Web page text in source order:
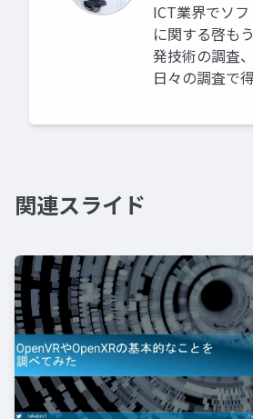
ICT業界でソ
に関する啓も
発技術の調査
日々の調査で
関連スライド